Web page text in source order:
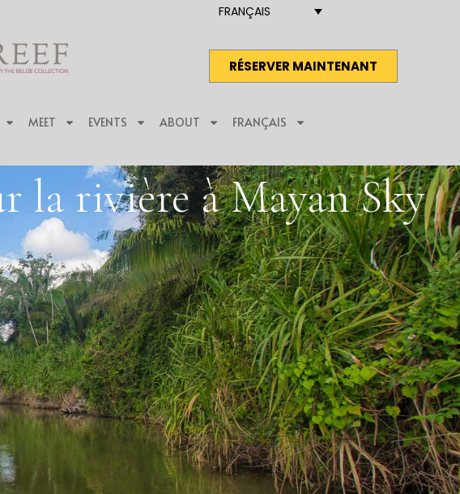
FRANÇAIS
RÉSERVER MAINTENANT
MEET EVENTS ABOUT FRANÇAIS
la rivière à Mayan Sky